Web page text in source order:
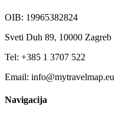
OIB: 19965382824
Sveti Duh 89, 10000 Zagreb
Tel: +385 1 3707 522
Email: info@mytravelmap.eu
Navigacija